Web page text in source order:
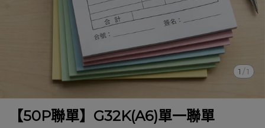
1 /1
【50P聯單】G32K(A6)單一聯單